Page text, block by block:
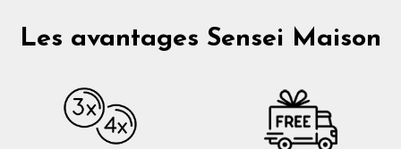
Les avantages Sensei Maison